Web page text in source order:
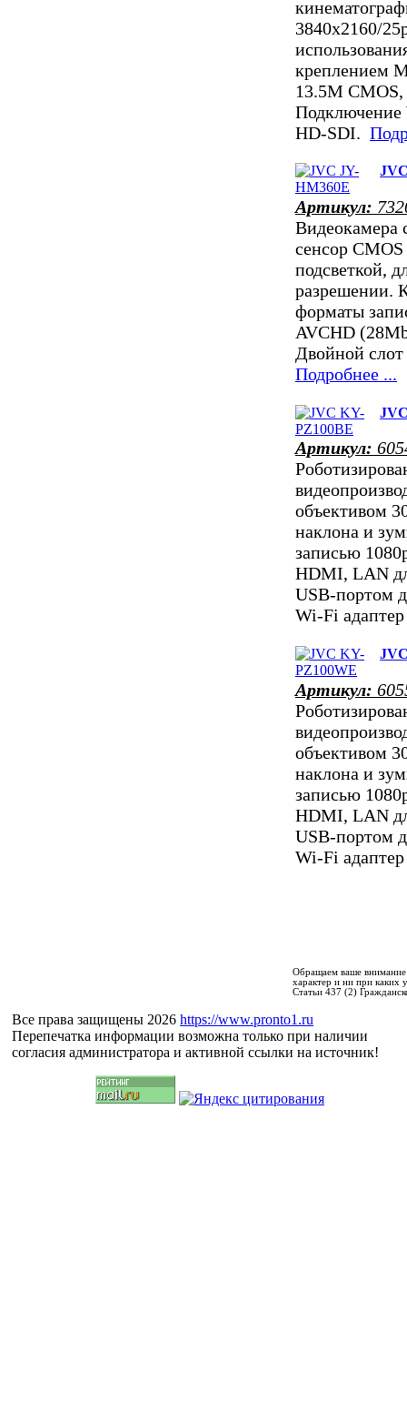
3840x2160/
креплением
13.5М CMOS,
HD-SDI.
Артикул:
Видеокамера
сенсор
подсветкой,
разрешении.
форматы
AVCHD
Двойной
Подробнее ...
Артикул:
объективом
наклона и
записью
HDMI, LAN
USB-портом
Wi-Fi
Артикул:
объективом
наклона и
записью
HDMI, LAN
USB-портом
Wi-Fi
Обращаем ваше
характер и ни при каких
Статьи 437 (2)
Все права защищены 2026 https://www.pronto1.ru
Перепечатка информации возможна только при наличии
согласия администратора и активной ссылки на источник!